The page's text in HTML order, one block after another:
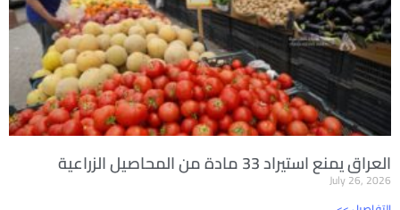
العراق يمنع استيراد 33 مادة من المحاصيل الزراعية
July 26, 2026